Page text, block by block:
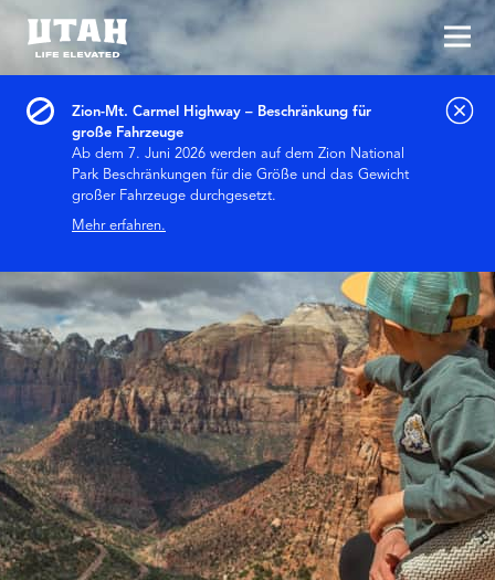
Zion-Mt. Carmel Highway – Beschränkung für
große Fahrzeuge
Ab dem 7. Juni 2026 werden auf dem Zion National
Park Beschränkungen für die Größe und das Gewicht
großer Fahrzeuge durchgesetzt.
Mehr erfahren.